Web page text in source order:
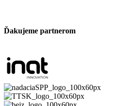
Ďakujeme partnerom